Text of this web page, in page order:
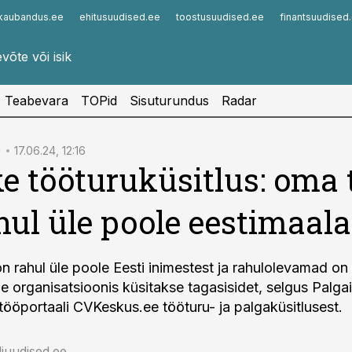
ehitusuudised.ee toostusuudised.ee
Infopank
Teabevara TOPid Sisuturundus Radar
17.06.24, 12:16
tööturuküsitlus: oma
üle poole
rahul üle poole Eesti inimestest ja rahulolevamad on
organisatsioonis küsitakse tagasisidet, selgus
CVKeskus.ee tööturu- ja palgaküsitlusest.